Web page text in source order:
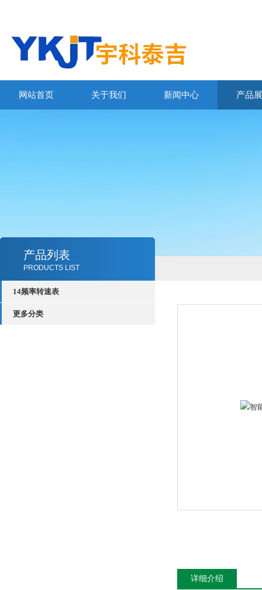
网站首页 关于我们 新闻中心 产品
产品列表
PRODUCTS LIST
14频率转速表
更多分类
详细介绍